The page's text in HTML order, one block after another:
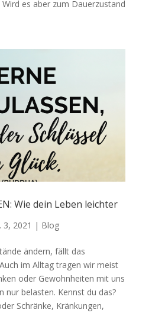
es aber zum Dauerzustand
Wie dein Leben leichter
3, 2021 | Blog
ändern, fällt das
im Alltag tragen wir meist
oder Gewohnheiten mit uns
nur belasten. Kennst du das?
Schränke, Kränkungen,